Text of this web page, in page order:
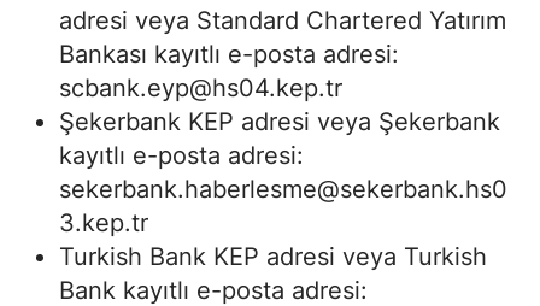
adresi veya Standard Chartered Yatırım
Bankası kayıtlı e-posta adresi:
scbank.eyp@hs04.kep.tr
Şekerbank KEP adresi veya Şekerbank
kayıtlı e-posta adresi:
sekerbank.haberlesme@sekerbank.hs0
3.kep.tr
Turkish Bank KEP adresi veya Turkish
Bank kayıtlı e-posta adresi: